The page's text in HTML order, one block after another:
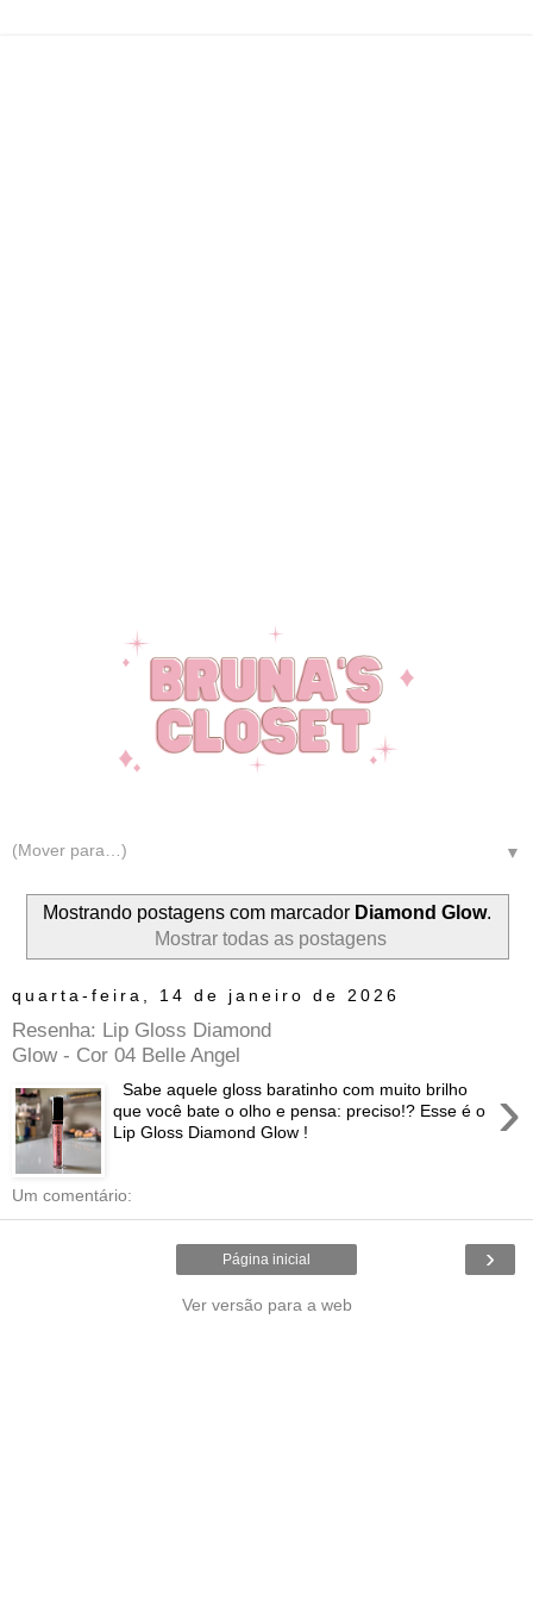
▼
Mostrando postagens com marcador Diamond Glow.
Mostrar todas as postagens
quarta-feira, 14 de janeiro de 2026
Resenha: Lip Gloss Diamond
Glow - Cor 04 Belle Angel
›
Sabe aquele gloss baratinho com muito brilho
que você bate o olho e pensa: preciso!? Esse é o
Lip Gloss Diamond Glow !
Um comentário:
›
Página inicial
Ver versão para a web